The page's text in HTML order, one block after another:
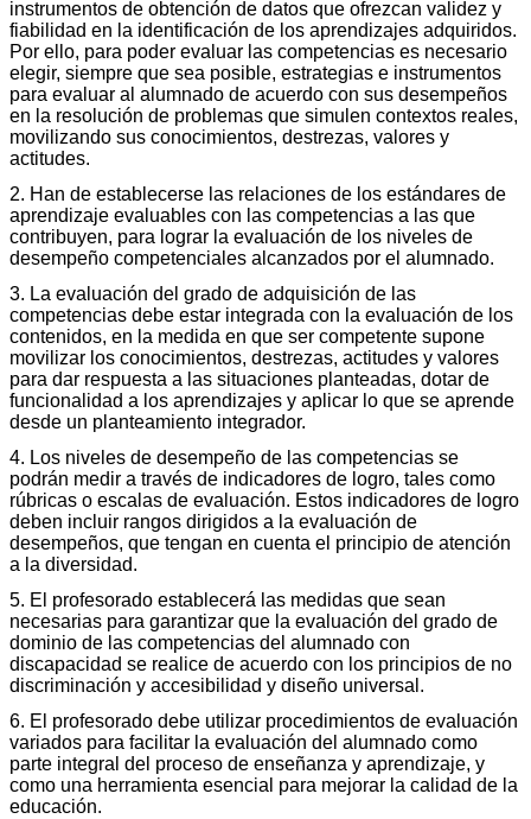
instrumentos de obtención de datos que ofrezcan validez y
fiabilidad en la identificación de los aprendizajes adquiridos.
Por ello, para poder evaluar las competencias es necesario
elegir, siempre que sea posible, estrategias e instrumentos
para evaluar al alumnado de acuerdo con sus desempeños
en la resolución de problemas que simulen contextos reales,
movilizando sus conocimientos, destrezas, valores y
actitudes.
2. Han de establecerse las relaciones de los estándares de
aprendizaje evaluables con las competencias a las que
contribuyen, para lograr la evaluación de los niveles de
desempeño competenciales alcanzados por el alumnado.
3. La evaluación del grado de adquisición de las
competencias debe estar integrada con la evaluación de los
contenidos, en la medida en que ser competente supone
movilizar los conocimientos, destrezas, actitudes y valores
para dar respuesta a las situaciones planteadas, dotar de
funcionalidad a los aprendizajes y aplicar lo que se aprende
desde un planteamiento integrador.
4. Los niveles de desempeño de las competencias se
podrán medir a través de indicadores de logro, tales como
rúbricas o escalas de evaluación. Estos indicadores de logro
deben incluir rangos dirigidos a la evaluación de
desempeños, que tengan en cuenta el principio de atención
a la diversidad.
5. El profesorado establecerá las medidas que sean
necesarias para garantizar que la evaluación del grado de
dominio de las competencias del alumnado con
discapacidad se realice de acuerdo con los principios de no
discriminación y accesibilidad y diseño universal.
6. El profesorado debe utilizar procedimientos de evaluación
variados para facilitar la evaluación del alumnado como
parte integral del proceso de enseñanza y aprendizaje, y
como una herramienta esencial para mejorar la calidad de la
educación.